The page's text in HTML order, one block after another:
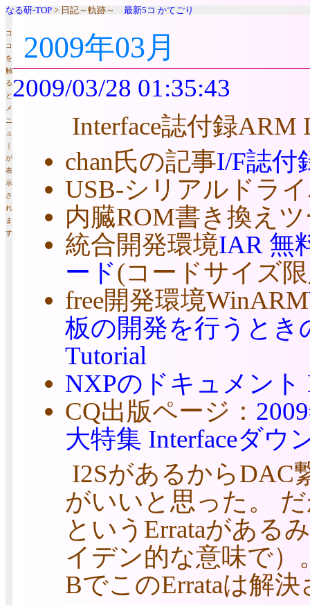
なる研-TOP > 日記～軌跡～ 最新5コ かてごり
コ
コ
を
触
る
と
メ
ニ
ュ
｜
が
表
示
さ
れ
ま
す
2009年03月
2009/03/28 01:35:43
Interface誌付録ARM
chan氏の記事I/F誌付
USB-シリアルドラ
内臓ROM書き換え
統合開発環境IAR 無
ード(コードサイズ
free開発環境WinARM
板の開発を行うとき
Tutorial
NXPのドキュメント
CQ出版ページ：
大特集 Interfaceダウ
I2SがあるからDAC
がいいと思った。
というErrataがある
イデン的な意味で
BでこのErrataは解